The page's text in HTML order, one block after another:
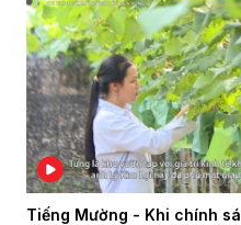
Tiếng Mường - Khi chính